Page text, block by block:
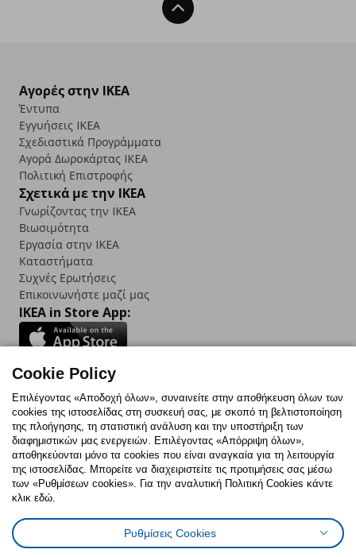
Back To Top
Αγορές στην IKEA
Έντυπα
Εγγυήσεις IKEA
Σχεδιαστικά Προγράμματα
Αγορά Δωρoκάρτας IKEA
Πολιτική Επιστροφής
Σχετικά με την IKEA
Γνωρίζοντας την IKEA
Βιωσιμότητα
Εργασία στην IKEA
Καταστήματα
Συχνές Ερωτήσεις
Επικοινωνήστε μαζί μας
IKEA in Store App:
Follow us:
FacebookInstagram
TikTokYoutubePinterestTwitter
Πολιτική CookiesΔήλωση ψηφιακής προσβασιμότητας
Ρυθμίσεις cookiesΌροι Χρήσης
Γενική Πολιτική Προσωπικών Δεδομένων
Cookie Policy
Επιλέγοντας «Αποδοχή όλων», συναινείτε στην αποθήκευση όλων των
cookies της ιστοσελίδας στη συσκευή σας, με σκοπό τη βελτιστοποίηση
της πλοήγησης, τη στατιστική ανάλυση και την υποστήριξη των
διαφημιστικών μας ενεργειών. Επιλέγοντας «Απόρριψη όλων»,
αποθηκεύονται μόνο τα cookies που είναι αναγκαία για τη λειτουργία
της ιστοσελίδας. Μπορείτε να διαχειριστείτε τις προτιμήσεις σας μέσω
των «Ρυθμίσεων cookies». Για την αναλυτική Πολιτική Cookies κάντε
κλικ εδώ.
Ρυθμίσεις Cookies